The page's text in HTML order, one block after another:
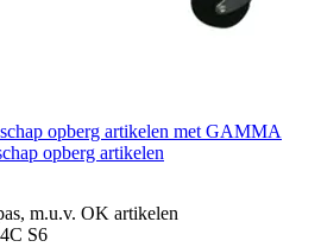
opberg artikelen met GAMMA
opberg artikelen
m.u.v. OK artikelen
S6